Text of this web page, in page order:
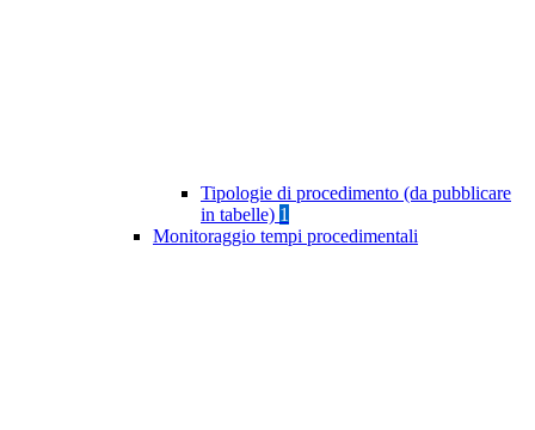
Tipologie di procedimento (da pubblicare
in tabelle) 1
Monitoraggio tempi procedimentali